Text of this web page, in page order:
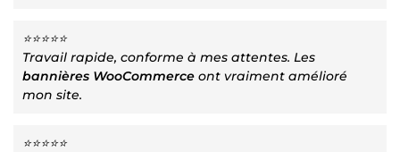
⭐⭐⭐⭐⭐
Travail rapide, conforme à mes attentes. Les
bannières WooCommerce ont vraiment amélioré
mon site.
⭐⭐⭐⭐⭐